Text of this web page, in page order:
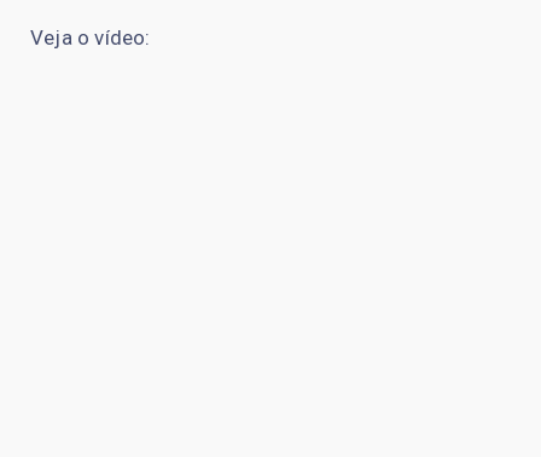
Veja o vídeo: